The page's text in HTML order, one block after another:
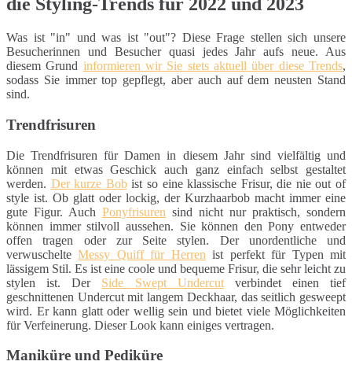
die Styling-Trends für 2022 und 2023
Was ist "in" und was ist "out"? Diese Frage stellen sich unsere
Besucherinnen und Besucher quasi jedes Jahr aufs neue. Aus
diesem Grund informieren wir Sie stets aktuell über diese Trends,
sodass Sie immer top gepflegt, aber auch auf dem neusten Stand
sind.
Trendfrisuren
Die Trendfrisuren für Damen in diesem Jahr sind vielfältig und
können mit etwas Geschick auch ganz einfach selbst gestaltet
werden. Der kurze Bobist so eine klassische Frisur, die nie out of
style ist. Ob glatt oder lockig, der Kurzhaarbob macht immer eine
gute Figur. Auch Ponyfrisuren sind nicht nur praktisch, sondern
können immer stilvoll aussehen. Sie können den Pony entweder
offen tragen oder zur Seite stylen. Der unordentliche und
verwuschelteMessy Quiff für Herren ist perfekt für Typen mit
lässigem Stil. Es ist eine coole und bequeme Frisur, die sehr leicht zu
stylen ist. Der Side Swept Undercutverbindet einen tief
geschnittenen Undercut mit langem Deckhaar, das seitlich gesweept
wird. Er kann glatt oder wellig sein und bietet viele Möglichkeiten
für Verfeinerung. Dieser Look kann einiges vertragen.
Maniküre und Pediküre